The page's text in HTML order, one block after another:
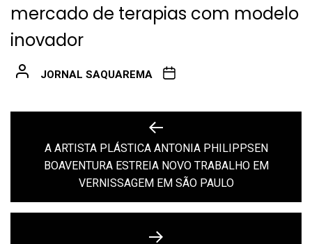
mercado de terapias com modelo
inovador
JORNAL SAQUAREMA
Previous
post:
A ARTISTA PLÁSTICA ANTONIA PHILIPPSEN
BOAVENTURA ESTREIA NOVO TRABALHO EM
VERNISSAGEM EM SÃO PAULO